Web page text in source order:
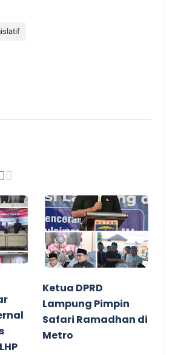
Ketua DPRD
Lampung Pimpin
Safari Ramadhan di
Metro